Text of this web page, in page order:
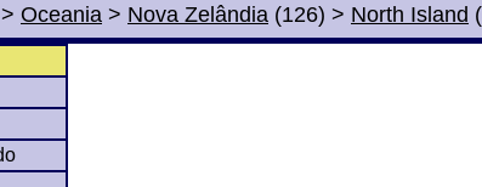
> Oceania > Nova Zelândia (126) > North Island